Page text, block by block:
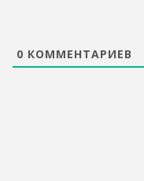
0 КОММЕНТАРИЕВ